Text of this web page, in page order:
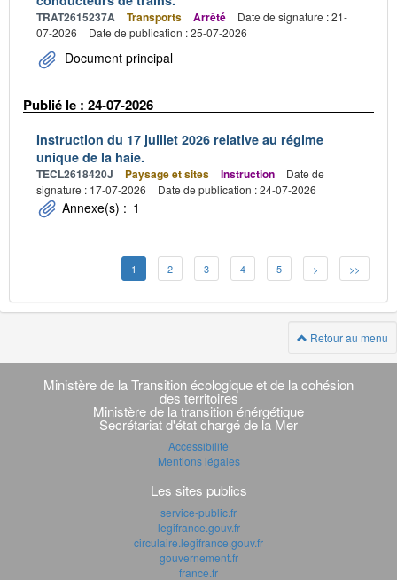
TRAT2615237A Transports Arrêté
Date de signature : 21-
07-2026
Date de publication : 25-07-2026
Document principal
Publié le : 24-07-2026
Instruction du 17 juillet 2026 relative au régime
unique de la haie.
TECL2618420J Paysage et sites Instruction
Date de
signature : 17-07-2026
Date de publication : 24-07-2026
Annexe(s) : 1
1 2 3 4 5 > >>
Retour au menu
Navigation
transverse
Ministère de la Transition écologique et de la cohésion
des territoires
Ministère de la transition énérgétique
Secrétariat d'état chargé de la Mer
Accessibilité
Mentions légales
Les sites publics
service-public.fr
legifrance.gouv.fr
circulaire.legifrance.gouv.fr
gouvernement.fr
france.fr